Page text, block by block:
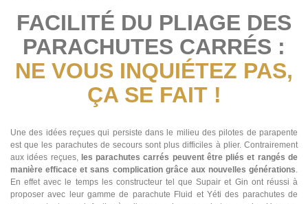
FACILITÉ DU PLIAGE DES
PARACHUTES CARRÉS :
NE VOUS INQUIÉTEZ PAS,
ÇA SE FAIT !
Une des idées reçues qui persiste dans le milieu des pilotes de parapente
est que les parachutes de secours sont plus difficiles à plier. Contrairement
aux idées reçues,les parachutes carrés peuvent être pliés et rangés de
manière efficace et sans complication grâce aux nouvelles générations.
En effet avec le temps les constructeur tel que Supair et Gin ont réussi à
proposer avec leur gamme de parachute Fluid et Yéti des parachutes de